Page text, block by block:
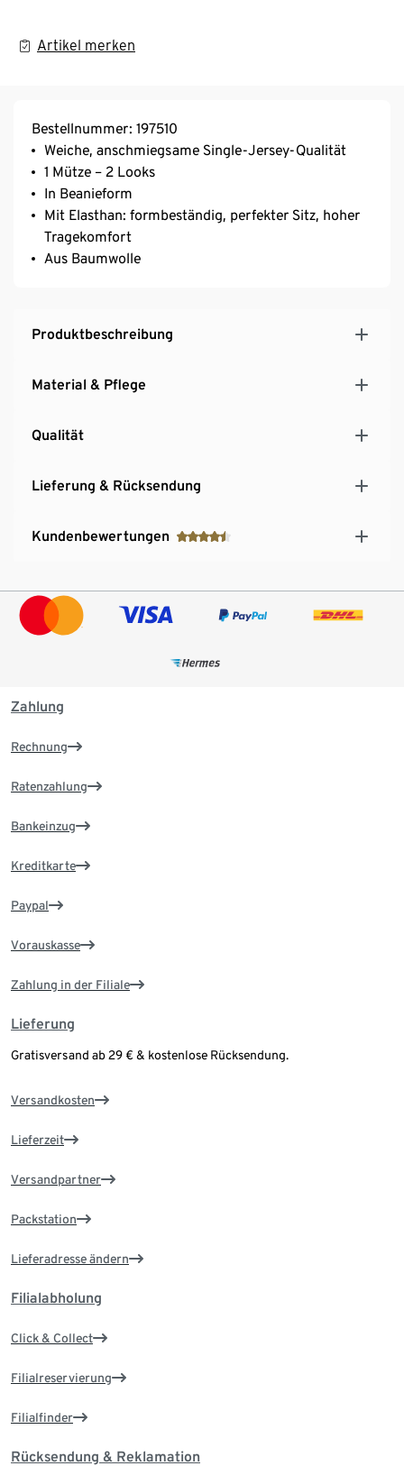
Artikel merken
Bestellnummer: 197510
Weiche, anschmiegsame Single-Jersey-Qualität
1 Mütze – 2 Looks
In Beanieform
Mit Elasthan: formbeständig, perfekter Sitz, hoher
Tragekomfort
Aus Baumwolle
Produktbeschreibung
Material & Pflege
Qualität
Lieferung & Rücksendung
Kundenbewertungen
Zahlung
Rechnung
Ratenzahlung
Bankeinzug
Kreditkarte
Paypal
Vorauskasse
Zahlung in der Filiale
Lieferung
Gratisversand ab 29 € & kostenlose Rücksendung.
Versandkosten
Lieferzeit
Versandpartner
Packstation
Lieferadresse ändern
Filialabholung
Click & Collect
Filialreservierung
Filialfinder
Rücksendung & Reklamation